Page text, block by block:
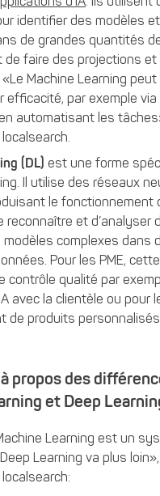
identifier des modèles
de grandes quantités
de faire des projections et
Machine Learning peut
efficacité, par exemple via
automatisant les
(DL) est une forme
Il utilise des réseaux
le fonctionnement
reconnaître et d’analyser
complexes dans
Pour les PME, cette
contrôle qualité par
avec la clientèle ou pour
de produits
propos des
et Deep
Learning est un
Learning va plus